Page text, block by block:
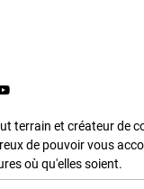
terrain et créateur de
de pouvoir vous
où qu'elles soient.